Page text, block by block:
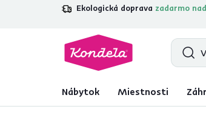
Ekologická doprava zadarmo
4,7 31 285
Nábytok Miestnosti